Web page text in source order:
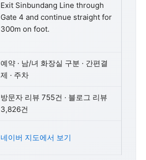
Exit Sinbundang Line through
Gate 4 and continue straight for
300m on foot.
예약 · 남/녀 화장실 구분 · 간편결
제 · 주차
방문자 리뷰 755건 · 블로그 리뷰
3,826건
네이버 지도에서 보기